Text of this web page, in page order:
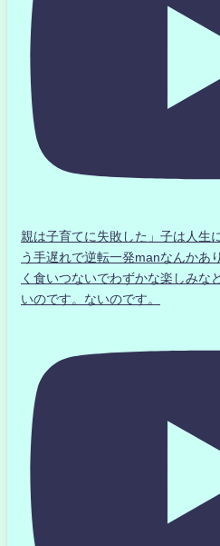
親は子育てに失敗した」子は人生
う手遅れで逆転一発manなんかあ
く食いつないでわずかな楽しみな
いのです。ないのです。